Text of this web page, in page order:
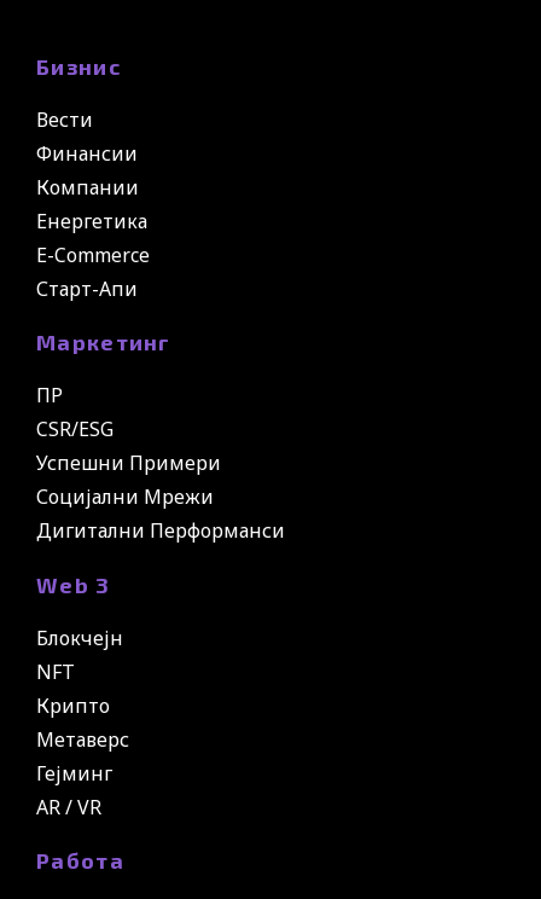
Бизнис
Вести
Финансии
Компании
Енергетика
E-Commerce
Старт-Апи
Маркетинг
ПР
CSR/ESG
Успешни Примери
Социјални Мрежи
Дигитални Перформанси
Web 3
Блокчејн
NFT
Крипто
Метаверс
Гејминг
AR / VR
Работа